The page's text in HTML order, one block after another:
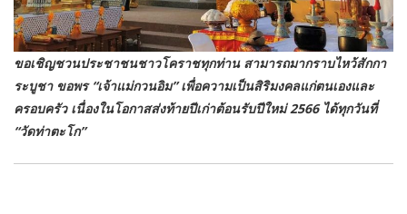
ขอเชิญชวนประชาชนชาวโคราชทุกท่าน สามารถมากราบไหว้สักกา
ระบูชา ขอพร “เจ้าแม่กวนอิม” เพื่อความเป็นสิริมงคลแก่ตนเองและ
ครอบครัว เนื่องในโอกาสส่งท้ายปีเก่าต้อนรับปีใหม่ 2566 ได้ทุกวันที่
“วัดท่าตะโก”